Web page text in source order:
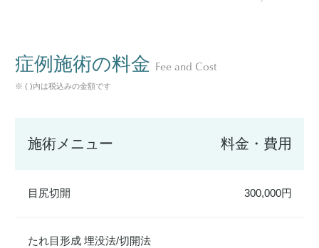
症例施術の料金 Fee and Cost
※ ( )内は税込みの金額です
施術メニュー 料金・費用
目尻切開 300,000円
たれ目形成 埋没法/切開法